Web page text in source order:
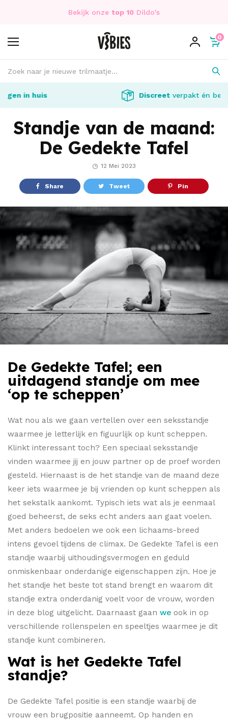
Bekijk onze top 10 Dildo's
0
verpakt én bezorgd
Standje van de maand:
De Gedekte Tafel
12 Mei 2023
Share Tweet Pin
De Gedekte Tafel; een
uitdagend standje om mee
‘op te scheppen’
Wat nou als we gaan vertellen over een seksstandje
waarmee je letterlijk en figuurlijk op kunt scheppen.
Klinkt interessant toch? Een speciaal seksstandje
vinden waarmee jij en jouw partner op de proef worden
gesteld. Hiernaast is de het standje van de maand deze
keer iets waarmee je bij vrienden op kunt scheppen als
het sekstalk aankomt. Typisch iets wat als je eenmaal
goed beheerst, de seks echt anders aan gaat voelen.
Met anders bedoelen we ook een lichaams-breed
intens gevoel tijdens de climax. De Gedekte Tafel is een
standje waarbij uithoudingsvermogen en geduld
onmiskenbaar onderdanige eigenschappen zijn. Hoe je
het standje het beste tot stand brengt en waarom dit
standje extra onderdanig voelt voor de vrouw, worden
in deze blog uitgelicht. Daarnaast gaan we ook in op
verschillende rollenspelen en speeltjes waarmee je dit
standje kunt combineren.
Wat is het Gedekte Tafel
standje?
De Gedekte Tafel positie is een standje waarbij de
vrouw een brugpositie aanneemt. Op handen en